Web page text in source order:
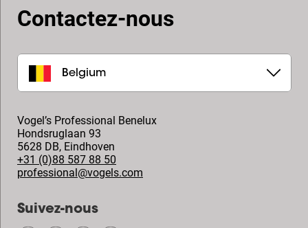
Contactez-nous
Belgium
Vogel’s Professional Benelux
Hondsruglaan 93
5628 DB, Eindhoven
+31 (0)88 587 88 50
professional@vogels.com
Suivez-nous